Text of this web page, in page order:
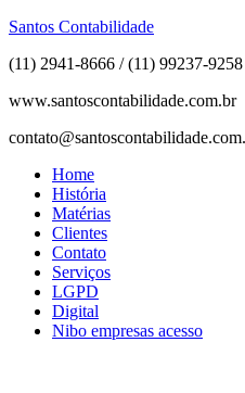
Santos Contabilidade
(11) 2941-8666 / (11) 99237-9258
www.santoscontabilidade.com.br
Home
História
Matérias
Clientes
Contato
Serviços
LGPD
Digital
Nibo empresas acesso